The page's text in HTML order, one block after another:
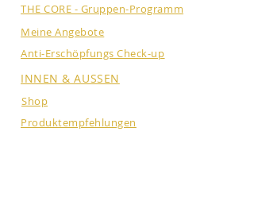
THE CORE - Gruppen-Programm
Meine Angebote
Anti-Erschöpfungs Check-up
INNEN & AUSSEN
Shop
Produktempfehlungen